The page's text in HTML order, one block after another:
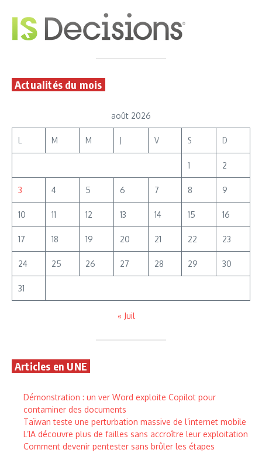
Actualités du mois
août 2026
L M M J V S D
1 2
3 4 5 6 7 8 9
10 11 12 13 14 15 16
17 18 19 20 21 22 23
24 25 26 27 28 29 30
31
« Juil
Articles en UNE
Démonstration : un ver Word exploite Copilot pour
contaminer des documents
Taïwan teste une perturbation massive de l’internet mobile
L’IA découvre plus de failles sans accroître leur exploitation
Comment devenir pentester sans brûler les étapes